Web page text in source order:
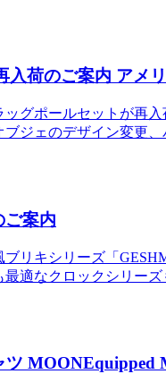
入荷のご案内 アメ
グポールセットが再
ジェのデザイン変更
案内
リキシリーズ「
適なクロックシリーズ
ツ MOONEquipped